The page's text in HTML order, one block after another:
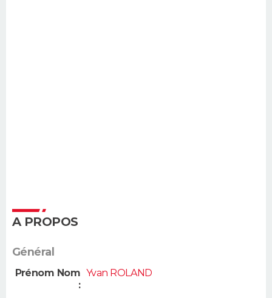
A PROPOS
Général
Prénom Nom
:
Yvan ROLAND